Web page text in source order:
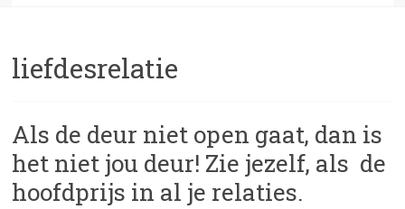
en
liefdesrelatie
Als de deur niet open gaat, dan is
het niet jou deur! Zie jezelf, als de
hoofdprijs in al je relaties.